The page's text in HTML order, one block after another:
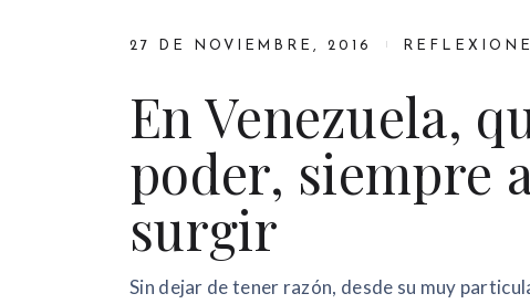
27 DE NOVIEMBRE, 2016
En Venezuela,
poder, siempre
surgir
Sin dejar de tener razón, desde su muy